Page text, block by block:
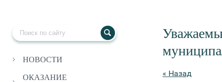
НОВОСТИ
ОКАЗАНИЕ
« Назад